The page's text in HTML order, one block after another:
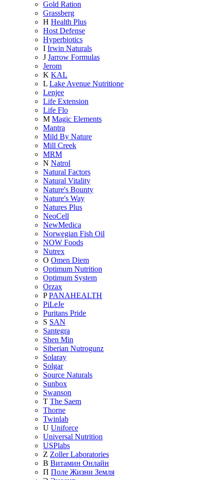
Gold Ration
Grassberg
H Health Plus
Host Defense
Hyperbiotics
I Irwin Naturals
J Jarrow Formulas
Jerom
K KAL
L Lake Avenue Nutritione
Lenjee
Life Extension
Life Flo
M Magic Elements
Mantra
Mild By Nature
Mill Creek
MRM
N Natrol
Natural Factors
Natural Vitality
Nature's Bounty
Nature's Way
Natures Plus
NeoCell
NewMedica
Norwegian Fish Oil
NOW Foods
Nutrex
O Omen Diem
Optimum Nutrition
Optimum System
Orzax
P PANAHEALTH
PiLeJe
Puritans Pride
S SAN
Santegra
Shen Min
Siberian Nutrogunz
Solaray
Solgar
Source Naturals
Sunbox
Swanson
T The Saem
Thorne
Twinlab
U Uniforce
Universal Nutrition
USPlabs
Z Zoller Laboratories
В Витамин Онлайн
П Поле Жизни Земля